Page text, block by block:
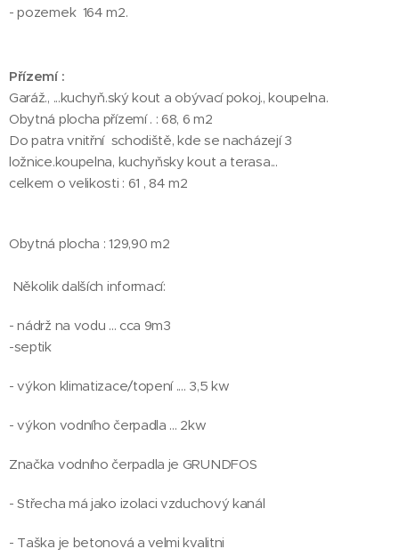
- pozemek 164 m2.
Přízemí :
Garáž., ...kuchyň.ský kout a obývací pokoj., koupelna.
Obytná plocha přízemí . : 68, 6 m2
Do patra vnitřní schodiště, kde se nacházejí 3
ložnice.koupelna, kuchyňsky kout a terasa...
celkem o velikosti : 61 , 84 m2
Obytná plocha : 129,90 m2
Několik dalších informací:
- nádrž na vodu ... cca 9m3
-septik
- výkon klimatizace/topení .... 3,5 kw
- výkon vodního čerpadla ... 2kw
Značka vodního čerpadla je GRUNDFOS
- Střecha má jako izolaci vzduchový kanál
- Taška je betonová a velmi kvalitni